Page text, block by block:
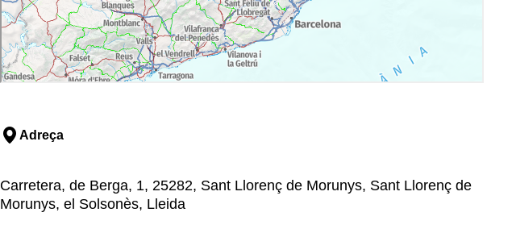
Adreça
Carretera, de Berga, 1, 25282, Sant Llorenç de Morunys, Sant Llorenç de
Morunys, el Solsonès, Lleida